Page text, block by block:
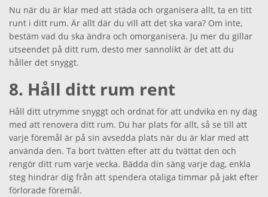
Nu när du är klar med att städa och organisera allt, ta en titt
runt i ditt rum. Är allt där du vill att det ska vara? Om inte,
bestäm vad du ska ändra och omorganisera. Ju mer du gillar
utseendet på ditt rum, desto mer sannolikt är det att du
håller det snyggt.
8. Håll ditt rum rent
Håll ditt utrymme snyggt och ordnat för att undvika en ny dag
med att renovera ditt rum. Du har plats för allt, så se till att
varje föremål är på sin avsedda plats när du är klar med att
använda den. Ta bort tvätten efter att du tvättat den och
rengör ditt rum varje vecka. Bädda din säng varje dag, enkla
steg hindrar dig från att spendera otaliga timmar på jakt efter
förlorade föremål.